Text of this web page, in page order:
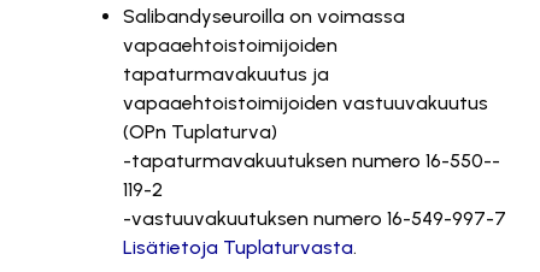
Salibandyseuroilla on voimassa
vapaaehtoistoimijoiden
tapaturmavakuutus ja
vapaaehtoistoimijoiden vastuuvakuutus
(OPn Tuplaturva)
-tapaturmavakuutuksen numero 16­-550-­
119-2
-vastuuvakuutuksen numero 16-549-997­-7
Lisätietoja Tuplaturvasta.